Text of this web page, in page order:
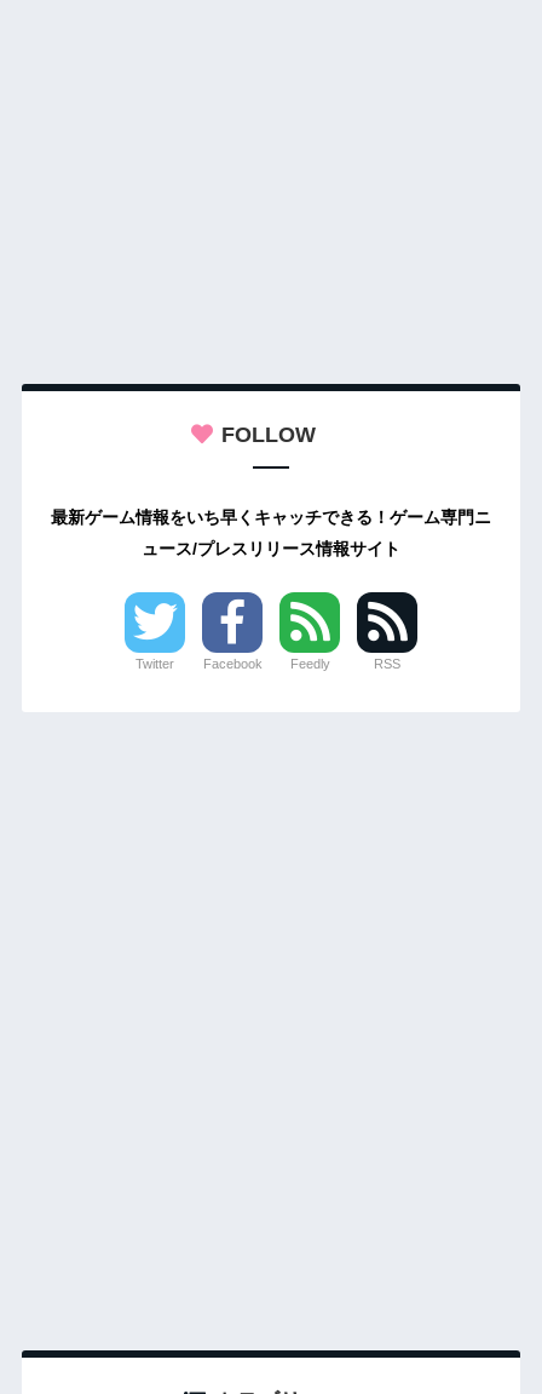
FOLLOW
最新ゲーム情報をいち早くキャッチできる！ゲーム専門ニ
ュース/プレスリリース情報サイト
Twitter Facebook Feedly RSS